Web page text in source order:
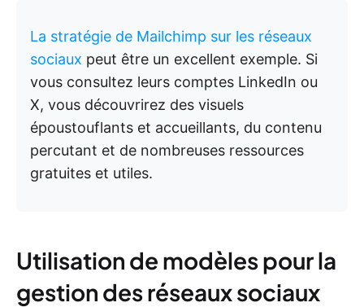
La stratégie de Mailchimp sur les réseaux
sociaux peut être un excellent exemple. Si
vous consultez leurs comptes LinkedIn ou
X, vous découvrirez des visuels
époustouflants et accueillants, du contenu
percutant et de nombreuses ressources
gratuites et utiles.
Utilisation de modèles pour la
gestion des réseaux sociaux